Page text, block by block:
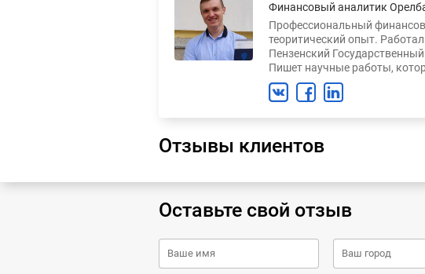
Финансовый аналитик
Профессиональный
теоритический опыт.
Пензенский
Пишет научные работы,
Отзывы клиентов
Оставьте свой отзыв